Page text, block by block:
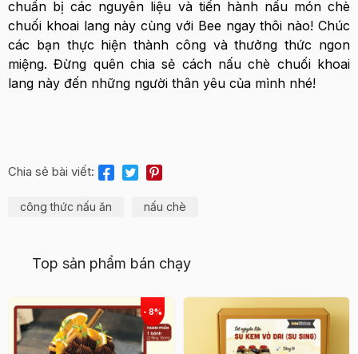
chuẩn bị các nguyên liệu và tiến hành nấu món chè
chuối khoai lang này cùng với Bee ngay thôi nào! Chúc
các bạn thực hiện thành công và thưởng thức ngon
miệng. Đừng quên chia sẻ cách nấu chè chuối khoai
lang này đến những người thân yêu của mình nhé!
Chia sẻ bài viết:
công thức nấu ăn nấu chè
Top sản phẩm bán chạy